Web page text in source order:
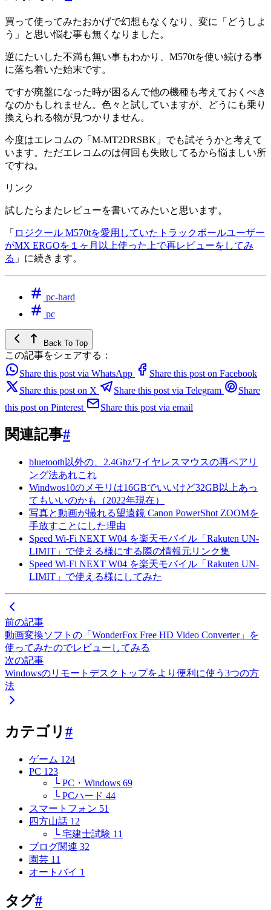
買って使ってみたおかげで幻想もなくなり、変に「どうしよ
う」と思い悩む事も無くなりました。
逆にたいした不満も無い事もわかり、M570tを使い続ける事
に落ち着いた始末です。
ですが廃盤になった時が困るんで他の機種も考えておくべき
なのかもしれません。色々と試していますが、どうにも乗り
換えられる物が見つかりません。
今度はエレコムの「M-MT2DRSBK」でも試そうかと考えて
います。ただエレコムのは何回も失敗してるから悩ましい所
ですね。
リンク
試したらまたレビューを書いてみたいと思います。
「 ロジクール M570tを愛用していたトラックボールユーザー
がMX ERGOを１ヶ月以上使った上で再レビューをしてみ
る 」に続きます。
pc-hard
pc
Back To Top
この記事をシェアする：
Share this post via WhatsApp
Share this post on Facebook
Share this post on X
Share this post via Telegram
Share
this post on Pinterest
Share this post via email
関連記事#
bluetooth以外の、2.4Ghzワイヤレスマウスの再ペアリ
ング法あれこれ
Windwos10のメモリは16GBでいいけど32GB以上あっ
てもいいのかも（2022年現在）
写真と動画が撮れる望遠鏡 Canon PowerShot ZOOMを
手放すことにした理由
Speed Wi-Fi NEXT W04 を楽天モバイル「Rakuten UN-
LIMIT」で使える様にする際の情報元リンク集
Speed Wi-Fi NEXT W04 を楽天モバイル「Rakuten UN-
LIMIT」で使える様にしてみた
前の記事
動画変換ソフトの「WonderFox Free HD Video Converter」を
使ってみたのでレビューしてみる
次の記事
Windowsのリモートデスクトップをより便利に使う3つの方
法
カテゴリ #
ゲーム 124
PC 123
└ PC・Windows 69
└ PCハード 44
スマートフォン 51
四方山話 12
└ 宅建士試験 11
ブログ関連 32
園芸 11
オートバイ 1
タグ#